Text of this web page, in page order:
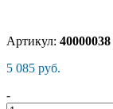
Артикул: 40000038
5 085 руб.
-